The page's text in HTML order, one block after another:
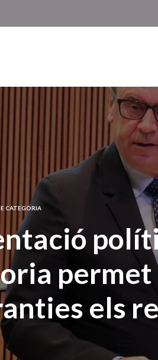
CATEGORIA
els